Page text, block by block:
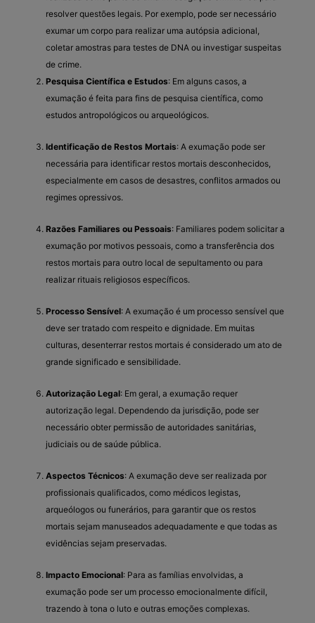
resolver questões legais. Por exemplo, pode ser necessário
exumar um corpo para realizar uma autópsia adicional,
coletar amostras para testes de DNA ou investigar suspeitas
de crime.
Pesquisa Científica e Estudos: Em alguns casos, a
exumação é feita para fins de pesquisa científica, como
estudos antropológicos ou arqueológicos.
Identificação de Restos Mortais: A exumação pode ser
necessária para identificar restos mortais desconhecidos,
especialmente em casos de desastres, conflitos armados ou
regimes opressivos.
Razões Familiares ou Pessoais: Familiares podem solicitar a
exumação por motivos pessoais, como a transferência dos
restos mortais para outro local de sepultamento ou para
realizar rituais religiosos específicos.
Processo Sensível: A exumação é um processo sensível que
deve ser tratado com respeito e dignidade. Em muitas
culturas, desenterrar restos mortais é considerado um ato de
grande significado e sensibilidade.
Autorização Legal: Em geral, a exumação requer
autorização legal. Dependendo da jurisdição, pode ser
necessário obter permissão de autoridades sanitárias,
judiciais ou de saúde pública.
Aspectos Técnicos: A exumação deve ser realizada por
profissionais qualificados, como médicos legistas,
arqueólogos ou funerários, para garantir que os restos
mortais sejam manuseados adequadamente e que todas as
evidências sejam preservadas.
Impacto Emocional: Para as famílias envolvidas, a
exumação pode ser um processo emocionalmente difícil,
trazendo à tona o luto e outras emoções complexas.